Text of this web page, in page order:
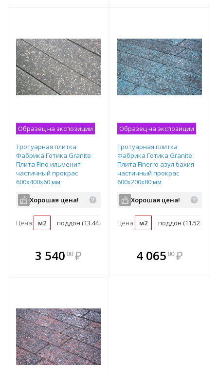
Образец на экспозиции
Тротуарная плитка
Фабрика Готика Granite
Плита Fino ильменит
частичный прокрас
600х400х60 мм
Хорошая цена!
Цена: м2 поддон (13.44 м2)
3 540 00 ₽
В комплекте
всегда выгоднее!
Образец на экспозиции
Тротуарная плитка
Фабрика Готика Granite
Плита Finerro азул бахия
частичный прокрас
600х200х80 мм
Хорошая цена!
Цена: м2 поддон (11.52 м2)
В комплекте
всегда выгоднее!
4 065 00 ₽